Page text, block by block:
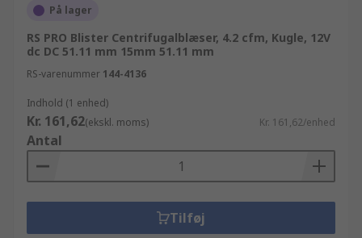
På lager
RS PRO Blister Centrifugalblæser, 4.2 cfm, Kugle, 12V
dc DC 51.11 mm 15mm 51.11 mm
RS-varenummer 144-4136
Indhold (1 enhed)
Kr. 161,62(ekskl. moms) Kr. 161,62/enhed
Antal
Tilføj